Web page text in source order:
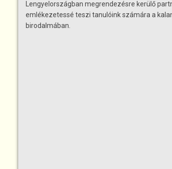
Lengyelországban megrendezésre kerülő
emlékezetessé teszi tanulóink számára a
birodalmában.